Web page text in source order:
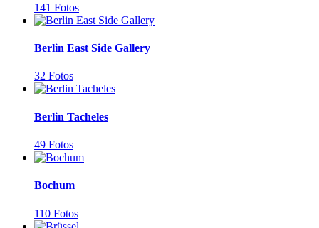
141 Fotos
Berlin East Side Gallery
32 Fotos
Berlin Tacheles
49 Fotos
Bochum
110 Fotos